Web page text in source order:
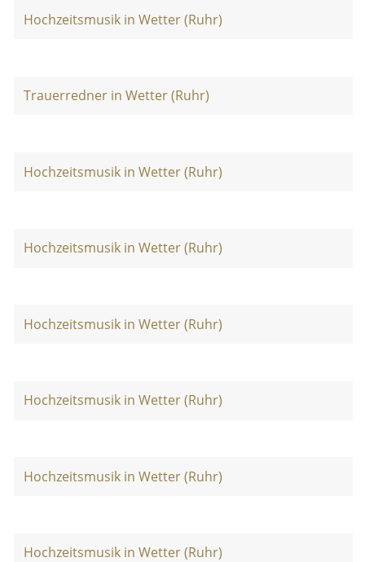
Hochzeitsmusik in Wetter (Ruhr)
Trauerredner in Wetter (Ruhr)
Hochzeitsmusik in Wetter (Ruhr)
Hochzeitsmusik in Wetter (Ruhr)
Hochzeitsmusik in Wetter (Ruhr)
Hochzeitsmusik in Wetter (Ruhr)
Hochzeitsmusik in Wetter (Ruhr)
Hochzeitsmusik in Wetter (Ruhr)